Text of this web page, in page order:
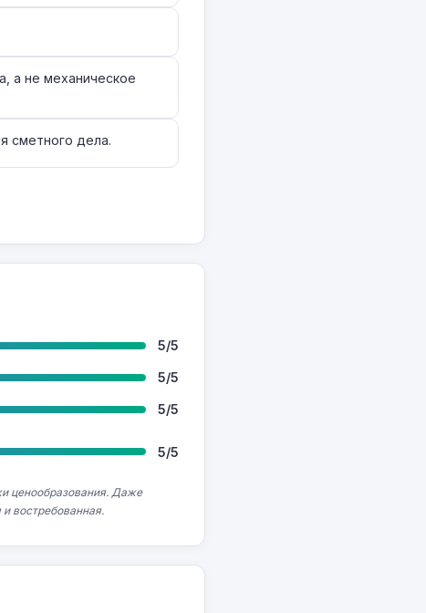
а не механическое
сметного дела.
5/5
5/5
5/5
5/5
ценообразования. Даже
востребованная.